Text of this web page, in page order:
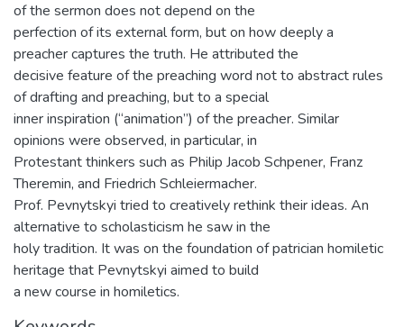
of the sermon does not depend on the
perfection of its external form, but on how deeply a
preacher captures the truth. He attributed the
decisive feature of the preaching word not to abstract rules
of drafting and preaching, but to a special
inner inspiration (“animation”) of the preacher. Similar
opinions were observed, in particular, in
Protestant thinkers such as Philip Jacob Schpener, Franz
Theremin, and Friedrich Schleiermacher.
Prof. Pevnytskyi tried to creatively rethink their ideas. An
alternative to scholasticism he saw in the
holy tradition. It was on the foundation of patrician homiletic
heritage that Pevnytskyi aimed to build
a new course in homiletics.